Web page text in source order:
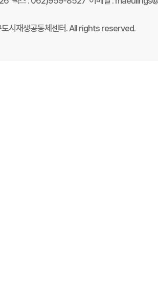
시재생공동체센터. All rights reserved.